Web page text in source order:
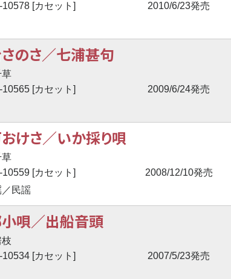
[カセット]
2010/6/23発売
のさ／七浦甚句
草
[カセット]
2009/6/24発売
けさ／いか採り唄
草
[カセット]
2008/12/10発売
民謡
唄／出船音頭
[カセット]
2007/5/23発売